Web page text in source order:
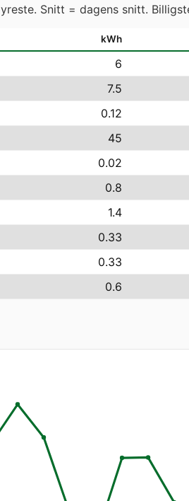
Snitt = dagens snitt.
kWh
6
7.5
0.12
45
0.02
0.8
1.4
0.33
0.33
0.6